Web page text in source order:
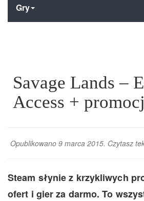
Gry
Savage Lands –
Access +
Opublikowano 9 marca 2015. Czytasz
Steam słynie z krzykliwych
ofert i gier za darmo. To